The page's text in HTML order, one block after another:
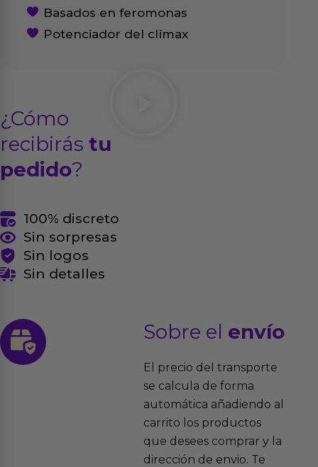
Basados en feromonas
Potenciador del clímax
¿Cómo
recibirás tu
pedido?
100% discreto
Sin sorpresas
Sin logos
Sin detalles
Sobre el envío
El precio del transporte
se calcula de forma
automática añadiendo al
carrito los productos
que desees comprar y la
dirección de envio. Te